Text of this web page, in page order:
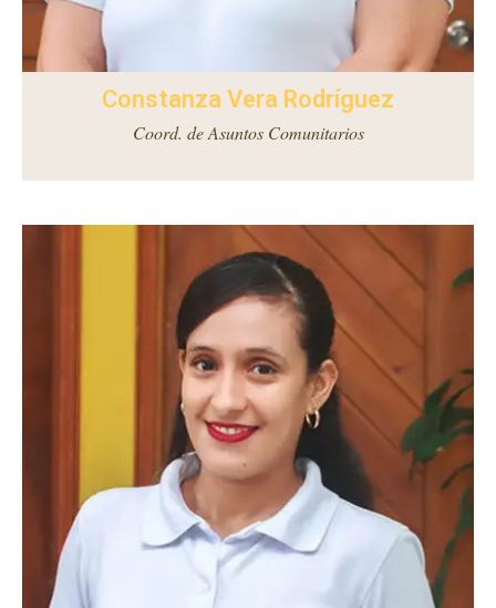
Constanza Vera Rodríguez
Coord. de Asuntos Comunitarios